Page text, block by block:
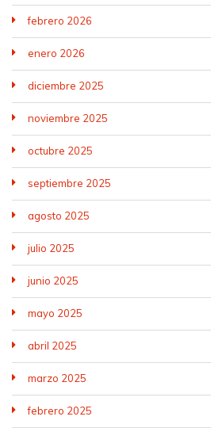
febrero 2026
enero 2026
diciembre 2025
noviembre 2025
octubre 2025
septiembre 2025
agosto 2025
julio 2025
junio 2025
mayo 2025
abril 2025
marzo 2025
febrero 2025